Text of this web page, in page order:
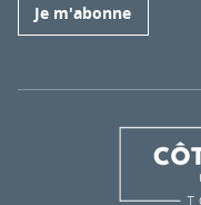
Je m'abonne